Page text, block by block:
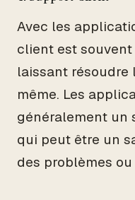
Avec les
client est
laissant résoudre
même. Les
généralement un
qui peut être un
des problèmes